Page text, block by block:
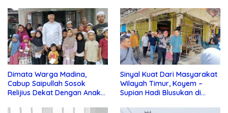
Dimata Warga Madina,
Cabup Saipullah Sosok
Relijius Dekat Dengan Anak
Sinyal Kuat Dari Masyarakat
Wilayah Timur, Koyem –
Supian Hadi Blusukan di